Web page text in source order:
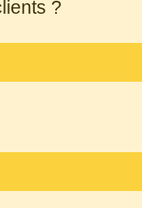
?